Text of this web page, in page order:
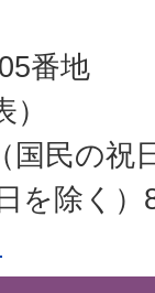
番地
国民の祝
を除く